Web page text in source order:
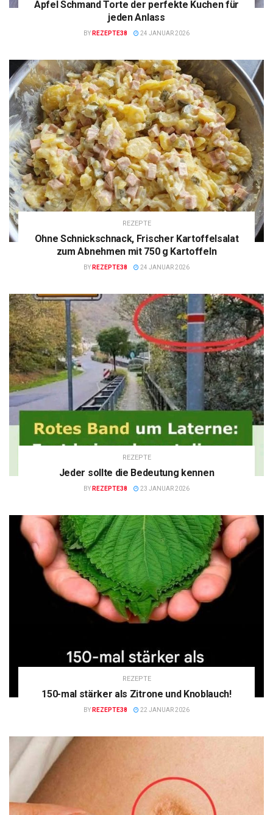
Apfel Schmand Torte der perfekte Kuchen für
jeden Anlass
BY REZEPTE38 24 JANUAR 2026
REZEPTE
Ohne Schnickschnack, Frischer Kartoffelsalat
zum Abnehmen mit 750 g Kartoffeln
BY REZEPTE38 24 JANUAR 2026
REZEPTE
Jeder sollte die Bedeutung kennen
BY REZEPTE38 23 JANUAR 2026
REZEPTE
150-mal stärker als Zitrone und Knoblauch!
BY REZEPTE38 22 JANUAR 2026